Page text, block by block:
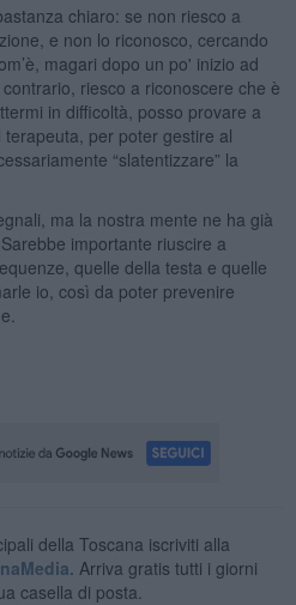
chiaro: se non riesco a
e non lo riconosco, cercando
magari dopo un po' inizio ad
riesco a riconoscere che è
in difficoltà, posso provare a
terapeuta, per poter gestire al
“slatentizzare” la
ma la nostra mente ne ha già
importante riuscire a
quelle della testa e quelle
io, così da poter prevenire
della Toscana iscriviti alla
Arriva gratis tutti i giorni
casella di posta.